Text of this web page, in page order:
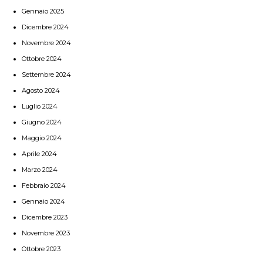
Gennaio 2025
Dicembre 2024
Novembre 2024
Ottobre 2024
Settembre 2024
Agosto 2024
Luglio 2024
Giugno 2024
Maggio 2024
Aprile 2024
Marzo 2024
Febbraio 2024
Gennaio 2024
Dicembre 2023
Novembre 2023
Ottobre 2023